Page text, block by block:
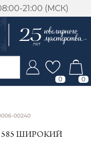
21:00 (МСК)
0 0
00240
ШИРОКИЙ